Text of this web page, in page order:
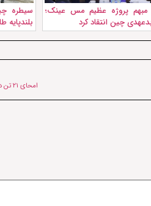
پروژه عظیم مس عینک؛
چین انتقاد کرد
سیطره
امحای ۲۱ تن دارو و مواد غذایی تاریخ‌ گذشته در بلخ